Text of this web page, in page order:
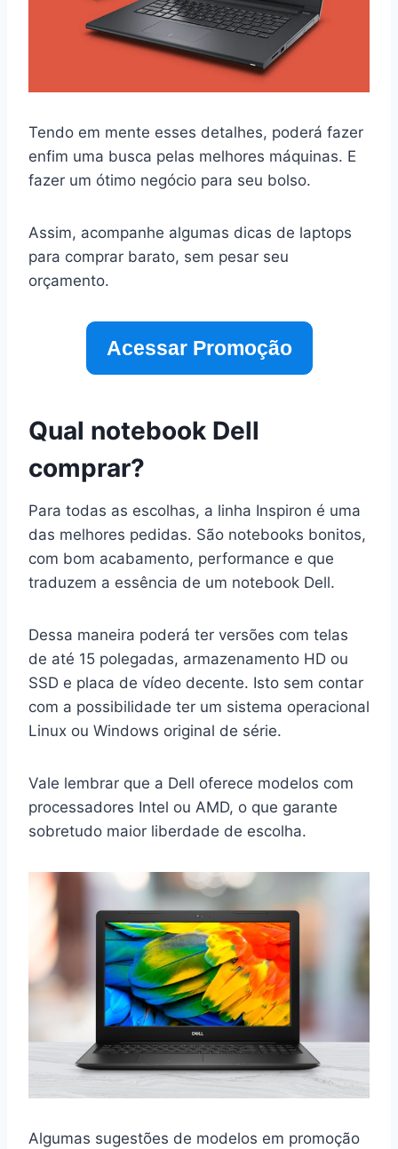
Tendo em mente esses detalhes, poderá fazer
enfim uma busca pelas melhores máquinas. E
fazer um ótimo negócio para seu bolso.
Assim, acompanhe algumas dicas de laptops
para comprar barato, sem pesar seu
orçamento.
Acessar Promoção
Qual notebook Dell
comprar?
Para todas as escolhas, a linha Inspiron é uma
das melhores pedidas. São notebooks bonitos,
com bom acabamento, performance e que
traduzem a essência de um notebook Dell.
Dessa maneira poderá ter versões com telas
de até 15 polegadas, armazenamento HD ou
SSD e placa de vídeo decente. Isto sem contar
com a possibilidade ter um sistema operacional
Linux ou Windows original de série.
Vale lembrar que a Dell oferece modelos com
processadores Intel ou AMD, o que garante
sobretudo maior liberdade de escolha.
Algumas sugestões de modelos em promoção